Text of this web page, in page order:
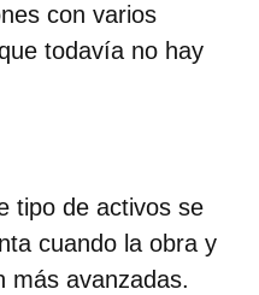
con varios
todavía no hay
tipo de activos se
cuando la obra y
más avanzadas.